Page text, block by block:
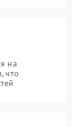
на
что